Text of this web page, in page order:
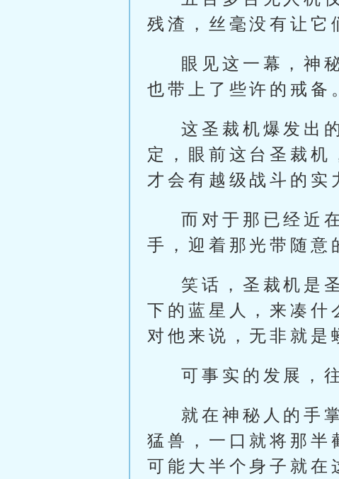
残渣，丝毫没有让它
眼见这一幕，神
也带上了些许的戒备
这圣裁机爆发出
定，眼前这台圣裁机
才会有越级战斗的实
而对于那已经近
手，迎着那光带随意
笑话，圣裁机是
下的蓝星人，来凑什
对他来说，无非就是
可事实的发展，
就在神秘人的手
猛兽，一口就将那半
可能大半个身子就在